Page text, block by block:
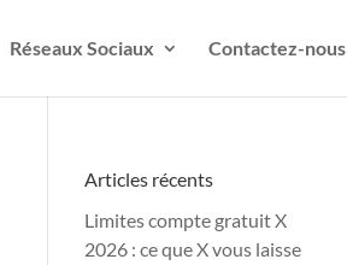
Réseaux Sociaux Contactez-nous
Articles récents
Limites compte gratuit X
2026 : ce que X vous laisse